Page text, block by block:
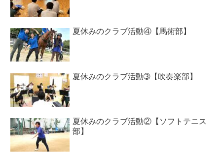
夏休みのクラブ活動④【馬術部】
夏休みのクラブ活動➂【吹奏楽部】
夏休みのクラブ活動②【ソフトテニス
部】